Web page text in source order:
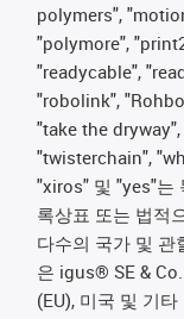
polymers",
"polymore",
"readycable",
"robolink",
"take the
"twisterchain",
"xiros" 및 "yes"는
록상표 또는 법적
다수의 국가 및 관
은 igus® SE &
(EU), 미국 및 기